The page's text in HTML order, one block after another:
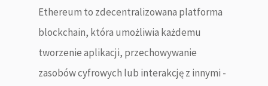
Ethereum to zdecentralizowana platforma
blockchain, która umożliwia każdemu
tworzenie aplikacji, przechowywanie
zasobów cyfrowych lub interakcję z innymi -